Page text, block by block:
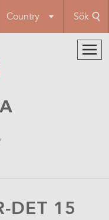
Country Sök
DET 15